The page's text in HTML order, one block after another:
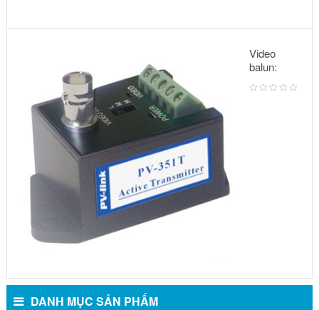
Video
balun:
METSUKI
MS-351T
DANH MỤC SẢN PHẨM